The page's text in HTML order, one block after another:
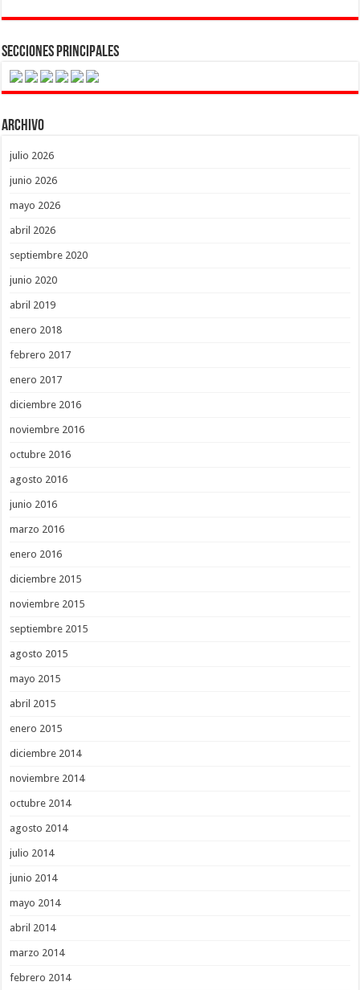
Secciones Principales
Archivo
julio 2026
junio 2026
mayo 2026
abril 2026
septiembre 2020
junio 2020
abril 2019
enero 2018
febrero 2017
enero 2017
diciembre 2016
noviembre 2016
octubre 2016
agosto 2016
junio 2016
marzo 2016
enero 2016
diciembre 2015
noviembre 2015
septiembre 2015
agosto 2015
mayo 2015
abril 2015
enero 2015
diciembre 2014
noviembre 2014
octubre 2014
agosto 2014
julio 2014
junio 2014
mayo 2014
abril 2014
marzo 2014
febrero 2014